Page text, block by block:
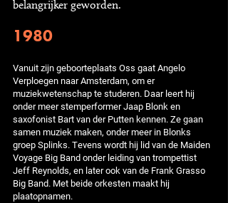
belangrijker geworden.
1980
Vanuit zijn geboorteplaats Oss gaat Angelo
Verploegen naar Amsterdam, om er
muziekwetenschap te studeren. Daar leert hij
onder meer stemperformer Jaap Blonk en
saxofonist Bart van der Putten kennen. Ze gaan
samen muziek maken, onder meer in Blonks
groep Splinks. Tevens wordt hij lid van de Maiden
Voyage Big Band onder leiding van trompettist
Jeff Reynolds, en later ook van de Frank Grasso
Big Band. Met beide orkesten maakt hij
plaatopnamen.